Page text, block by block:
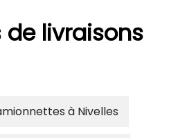
de livraisons
à Nivelles